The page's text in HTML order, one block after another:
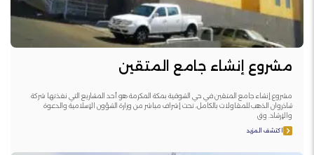
مشروع إنشاء جامع المتقين
مشروع إنشاء جامع المتقين في حي الشوقية بمكة المكرمة هو أحد المشاريع التي نفذتها شركة
شاذروان الذهب للمقاولات بالكامل، تحت إشراف مباشر من وزارة الشؤون الإسلامية والدعوة
والإرشاد. وق
اكتشف المزيد